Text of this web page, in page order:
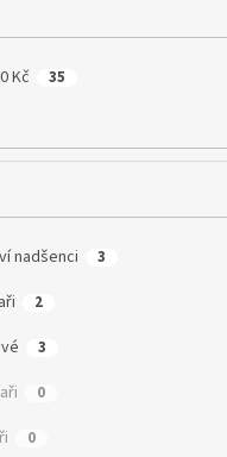
Kč 35
nadšenci 3
2
3
0
0